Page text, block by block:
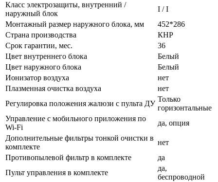
Класс электрозащиты, внутренний /
наружный блок
I / I
Монтажный размер наружного блока, мм
452*286
Страна производства
КНР
Срок гарантии, мес.
36
Цвет внутреннего блока
Белый
Цвет наружного блока
Белый
Ионизатор воздуха
нет
Плазменная очистка воздуха
нет
Регулировка положения жалюзи с пульта ДУ
Только
горизонтальные
Управление c мобильного приложения по
Wi-Fi
да, опция
Дополнительные фильтры тонкой очистки в
комплекте
нет
Противопылевой фильтр в комплекте
да
Пульт управления в комплекте
да,
беспроводной